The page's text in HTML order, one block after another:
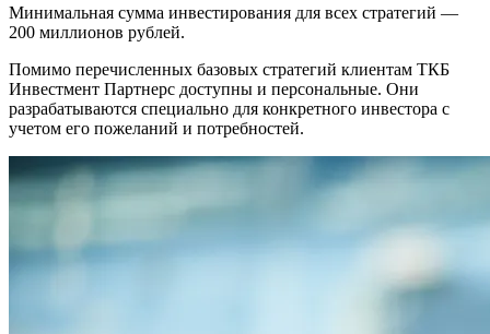
Минимальная сумма инвестирования для всех стратегий —
200 миллионов рублей.
Помимо перечисленных базовых стратегий клиентам ТКБ
Инвестмент Партнерс доступны и персональные. Они
разрабатываются специально для конкретного инвестора с
учетом его пожеланий и потребностей.